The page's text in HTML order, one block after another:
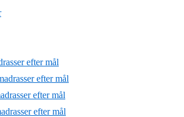
efter mål
efter mål
efter mål
efter mål